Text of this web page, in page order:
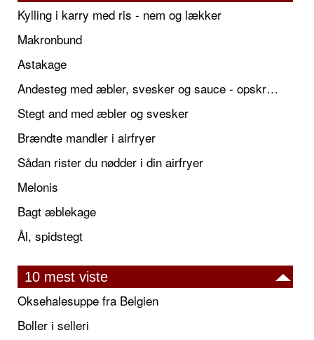
Kylling i karry med ris - nem og lækker
Makronbund
Astakage
Andesteg med æbler, svesker og sauce - opskrift også til jul
Stegt and med æbler og svesker
Brændte mandler i airfryer
Sådan rister du nødder i din airfryer
Melonis
Bagt æblekage
Ål, spidstegt
10 mest viste
Oksehalesuppe fra Belgien
Boller i selleri